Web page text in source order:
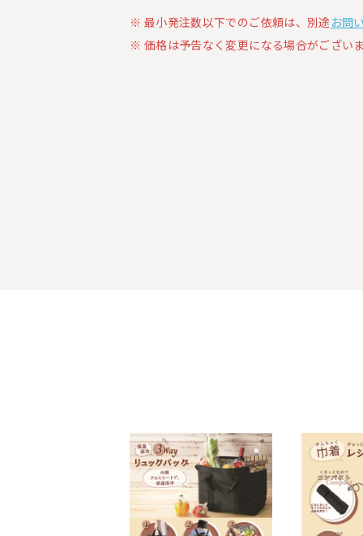
最小発注数以下でのご依頼は、別途 お問
価格は予告なく変更になる場合がござい